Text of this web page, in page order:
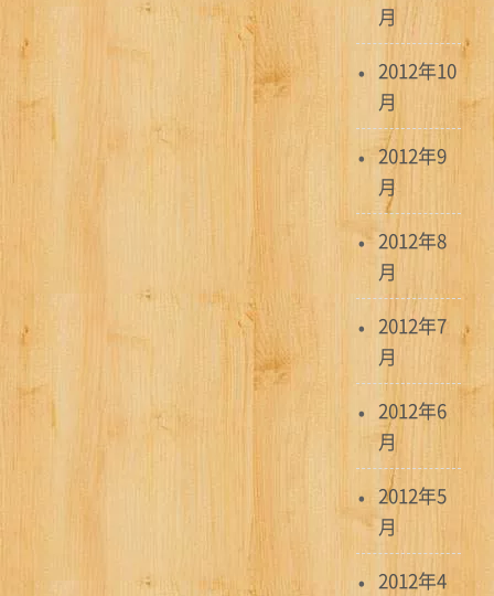
月
2012年10
月
2012年9
月
2012年8
月
2012年7
月
2012年6
月
2012年5
月
2012年4